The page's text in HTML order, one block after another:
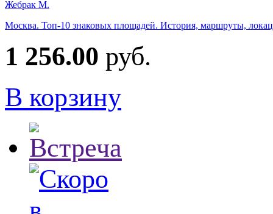
Жебрак М.
Москва. Топ-10 знаковых площадей. История, маршруты,
1 256.00 руб.
В корзину